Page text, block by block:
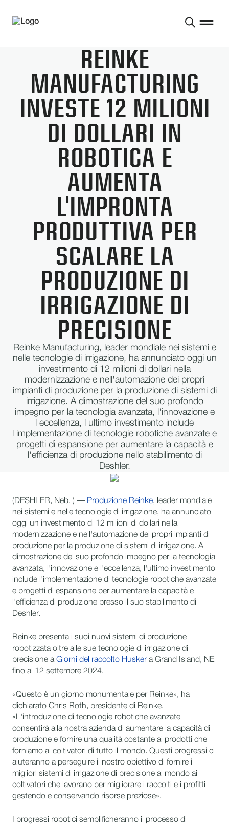
REINKE
MANUFACTURING
INVESTE 12 MILIONI
DI DOLLARI IN
ROBOTICA E
AUMENTA
L'IMPRONTA
PRODUTTIVA PER
SCALARE LA
PRODUZIONE DI
IRRIGAZIONE DI
PRECISIONE
Reinke Manufacturing, leader mondiale nei sistemi e
nelle tecnologie di irrigazione, ha annunciato oggi un
investimento di 12 milioni di dollari nella
modernizzazione e nell'automazione dei propri
impianti di produzione per la produzione di sistemi di
irrigazione. A dimostrazione del suo profondo
impegno per la tecnologia avanzata, l'innovazione e
l'eccellenza, l'ultimo investimento include
l'implementazione di tecnologie robotiche avanzate e
progetti di espansione per aumentare la capacità e
l'efficienza di produzione nello stabilimento di
Deshler.
(DESHLER, Neb. ) — Produzione Reinke, leader mondiale
nei sistemi e nelle tecnologie di irrigazione, ha annunciato
oggi un investimento di 12 milioni di dollari nella
modernizzazione e nell'automazione dei propri impianti di
produzione per la produzione di sistemi di irrigazione. A
dimostrazione del suo profondo impegno per la tecnologia
avanzata, l'innovazione e l'eccellenza, l'ultimo investimento
include l'implementazione di tecnologie robotiche avanzate
e progetti di espansione per aumentare la capacità e
l'efficienza di produzione presso il suo stabilimento di
Deshler.
Reinke presenta i suoi nuovi sistemi di produzione
robotizzata oltre alle sue tecnologie di irrigazione di
precisione a Giorni del raccolto Huskera Grand Island, NE
fino al 12 settembre 2024.
«Questo è un giorno monumentale per Reinke», ha
dichiarato Chris Roth, presidente di Reinke.
«L'introduzione di tecnologie robotiche avanzate
consentirà alla nostra azienda di aumentare la capacità di
produzione e fornire una qualità costante ai prodotti che
forniamo ai coltivatori di tutto il mondo. Questi progressi ci
aiuteranno a perseguire il nostro obiettivo di fornire i
migliori sistemi di irrigazione di precisione al mondo ai
coltivatori che lavorano per migliorare i raccolti e i profitti
gestendo e conservando risorse preziose».
I progressi robotici semplificheranno il processo di